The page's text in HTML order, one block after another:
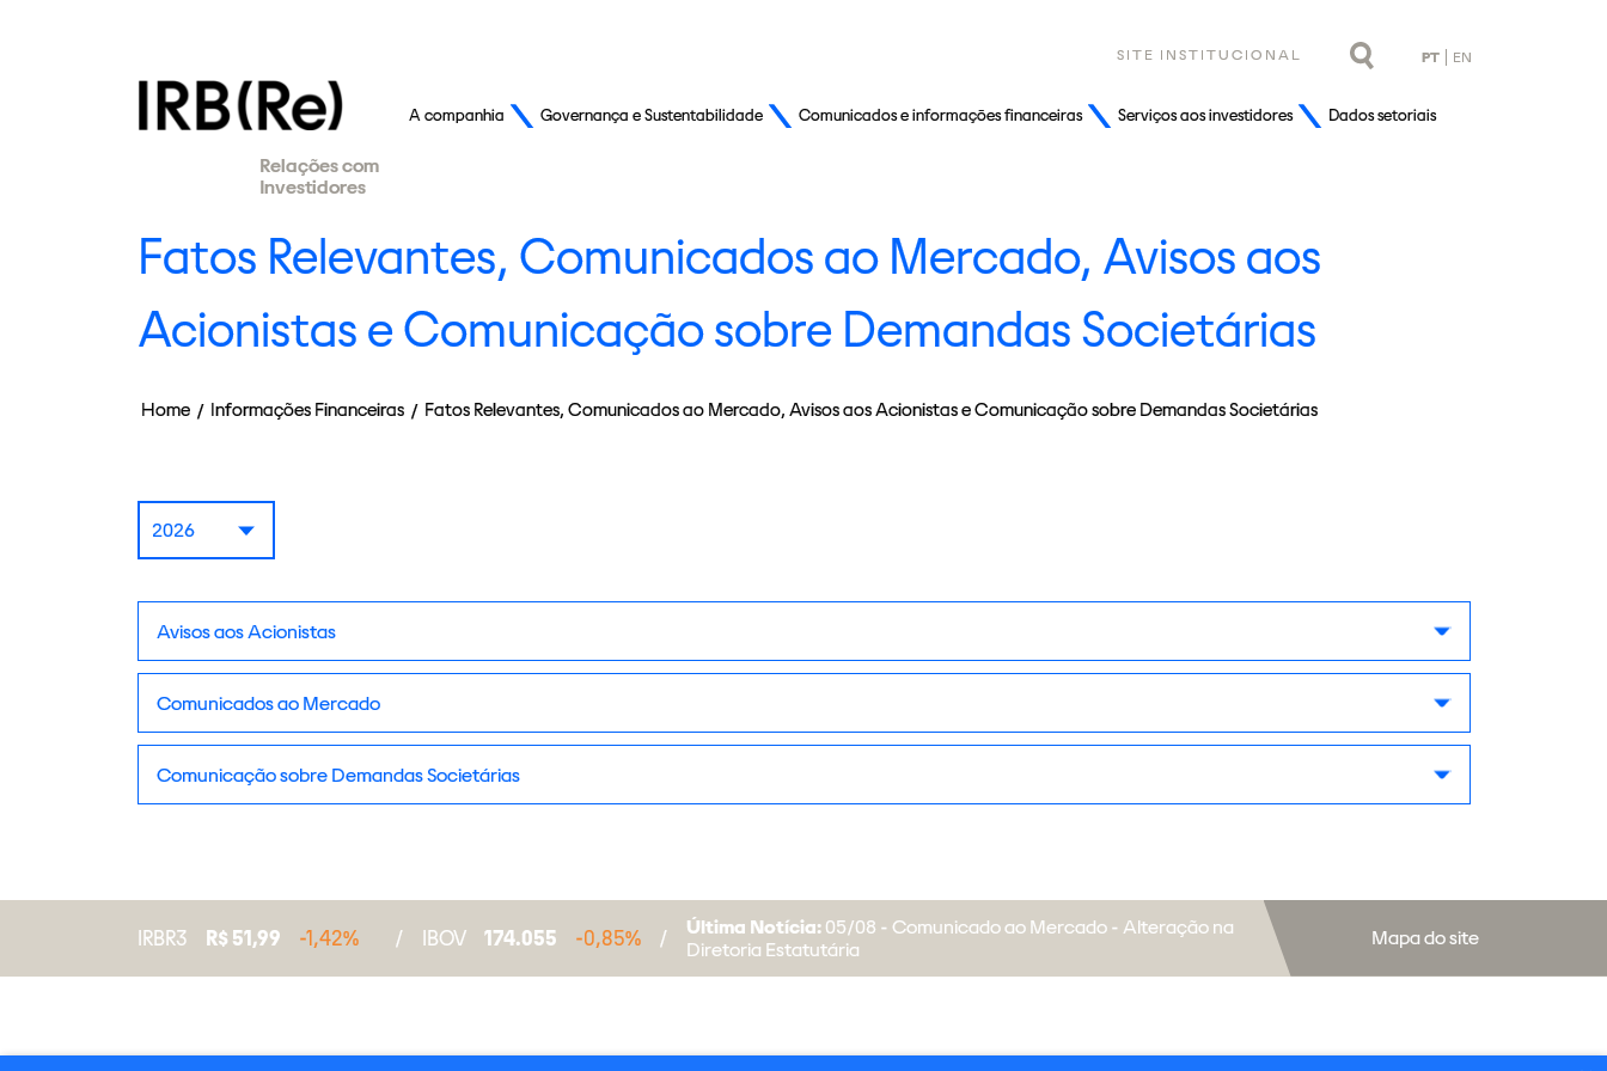
Relações com
Investidores
SITE INSTITUCIONAL PT EN
A companhia Governança e Sustentabilidade Comunicados e informações financeiras Serviços aos investidores Dados setoriais
Fatos Relevantes, Comunicados ao Mercado, Avisos aos
Acionistas e Comunicação sobre Demandas Societárias
Home / Informações Financeiras / Fatos Relevantes, Comunicados ao Mercado, Avisos aos Acionistas e Comunicação sobre Demandas Societárias
Avisos aos Acionistas
Comunicados ao Mercado
Comunicação sobre Demandas Societárias
IRBR3 R$ 51,99 -1,42% / IBOV 174.055 -0,85% / Última Notícia: 05/08 - Comunicado ao Mercado - Alteração na
Diretoria Estatutária
Mapa do site